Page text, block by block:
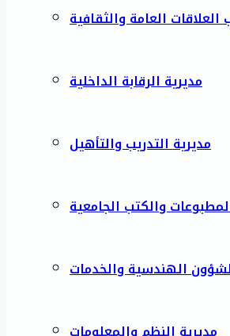
العامة والثقافية
مديرية الرقابة الداخلية
مديرية التدريب والتأهيل
والكتب الجامعية
الهندسية والخدمات